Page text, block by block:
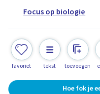
Focus op biologie
favoriet tekst toevoegen
Hoe fok je